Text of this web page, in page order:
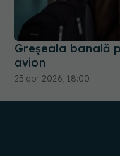
Greșeala banală
avion
25 apr 2026, 18:00